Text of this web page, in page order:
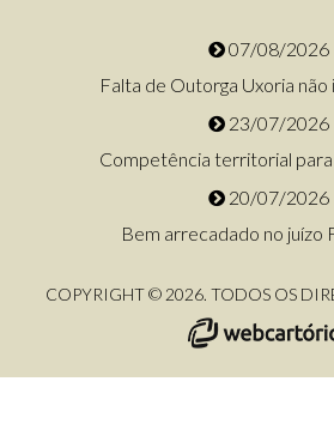
07/08/2026
Falta de Outorga Uxoria não
23/07/2026
Competência territorial
20/07/2026
Bem arrecadado no juízo
COPYRIGHT © 2026. TODOS OS